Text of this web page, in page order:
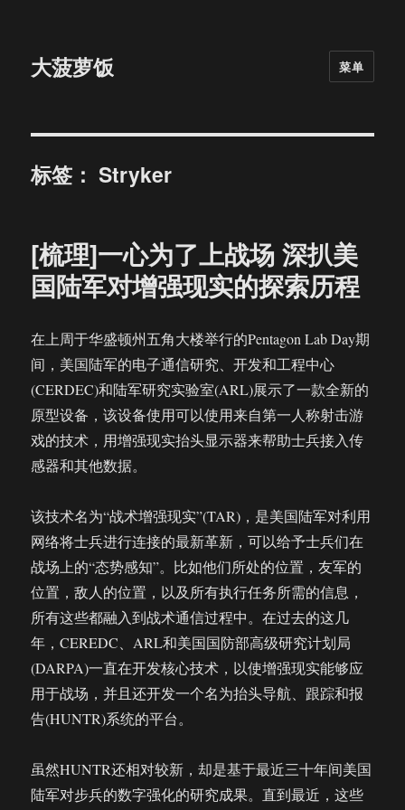
大菠萝饭 菜单
标签： Stryker
[梳理]一心为了上战场 深扒美
国陆军对增强现实的探索历程
在上周于华盛顿州五角大楼举行的Pentagon Lab Day期
间，美国陆军的电子通信研究、开发和工程中心
(CERDEC)和陆军研究实验室(ARL)展示了一款全新的
原型设备，该设备使用可以使用来自第一人称射击游
戏的技术，用增强现实抬头显示器来帮助士兵接入传
感器和其他数据。
该技术名为“战术增强现实”(TAR)，是美国陆军对利用
网络将士兵进行连接的最新革新，可以给予士兵们在
战场上的“态势感知”。比如他们所处的位置，友军的
位置，敌人的位置，以及所有执行任务所需的信息，
所有这些都融入到战术通信过程中。在过去的这几
年，CEREDC、ARL和美国国防部高级研究计划局
(DARPA)一直在开发核心技术，以使增强现实能够应
用于战场，并且还开发一个名为抬头导航、跟踪和报
告(HUNTR)系统的平台。
虽然HUNTR还相对较新，却是基于最近三十年间美国
陆军对步兵的数字强化的研究成果。直到最近，这些